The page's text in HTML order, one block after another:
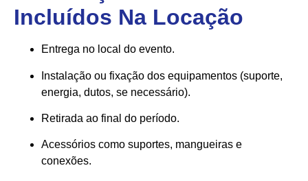
Incluídos Na Locação
Entrega no local do evento.
Instalação ou fixação dos equipamentos (suporte,
energia, dutos, se necessário).
Retirada ao final do período.
Acessórios como suportes, mangueiras e
conexões.